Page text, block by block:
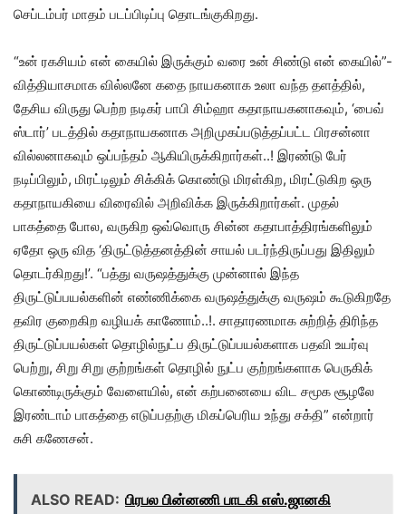
செப்டம்பர் மாதம் படப்பிடிப்பு தொடங்குகிறது.
“உன் ரகசியம் என் கையில் இருக்கும் வரை உன் சிண்டு என் கையில்”-
வித்தியாசமாக வில்லனே கதை நாயகனாக உலா வந்த தளத்தில்,
தேசிய விருது பெற்ற நடிகர் பாபி சிம்ஹா கதாநாயகனாகவும், ‘பைவ்
ஸ்டார்’ படத்தில் கதாநாயகனாக அறிமுகப்படுத்தப்பட்ட பிரசன்னா
வில்லனாகவும் ஒப்பந்தம் ஆகியிருக்கிறார்கள்..! இரண்டு பேர்
நடிப்பிலும், மிரட்டிலும் சிக்கிக் கொண்டு மிரள்கிற, மிரட்டுகிற ஒரு
கதாநாயகியை விரைவில் அறிவிக்க இருக்கிறார்கள். முதல்
பாகத்தை போல, வருகிற ஒவ்வொரு சின்ன கதாபாத்திரங்களிலும்
ஏதோ ஒரு வித ‘திருட்டுத்தனத்தின் சாயல் படர்ந்திருப்பது இதிலும்
தொடர்கிறது!’. “பத்து வருஷத்துக்கு முன்னால் இந்த
திருட்டுப்பயல்களின் எண்ணிக்கை வருஷத்துக்கு வருஷம் கூடுகிறதே
தவிர குறைகிற வழியக் காணோம்..!. சாதாரணமாக சுற்றித் திரிந்த
திருட்டுப்பயல்கள் தொழில்நுட்ப திருட்டுப்பயல்களாக பதவி உயர்வு
பெற்று, சிறு சிறு குற்றங்கள் தொழில் நுட்ப குற்றங்களாக பெருகிக்
கொண்டிருக்கும் வேளையில், என் கற்பனையை விட சமூக சூழலே
இரண்டாம் பாகத்தை எடுப்பதற்கு மிகப்பெரிய உந்து சக்தி” என்றார்
சுசி கணேசன்.
ALSO READ: பிரபல பின்னணி பாடகி எஸ்.ஜானகி